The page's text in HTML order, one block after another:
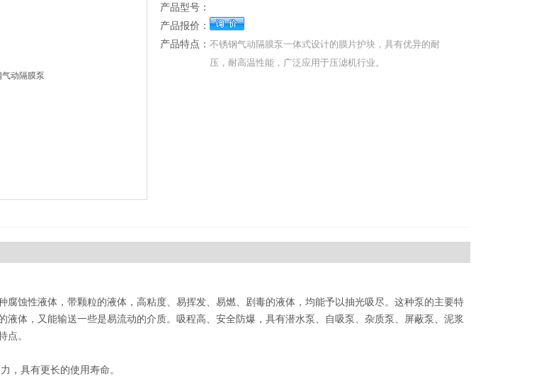
产品型号：
产品报价：
产品特点： 不锈钢气动隔膜泵一体式设计的膜片护块，具有优异的耐
压，耐高温性能，广泛应用于压滤机行业。
腐蚀性液体，带颗粒的液体，高粘度、易挥发、易燃、剧毒的液体，均能予以抽光吸尽。这种泵的主要特
液体，又能输送一些是易流动的介质。吸程高、安全防爆，具有潜水泵、自吸泵、杂质泵、屏蔽泵、泥浆
点。
，具有更长的使用寿命。